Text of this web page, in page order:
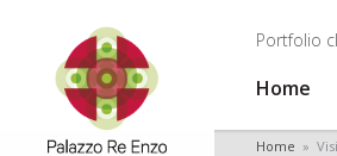
Portfolio
Home
Home »